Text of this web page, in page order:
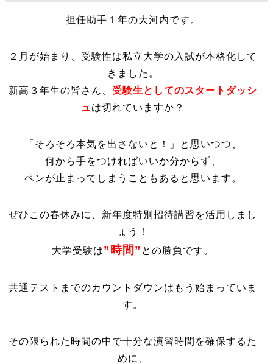
担任助手１年の大河内です。
２月が始まり、受験性は私立大学の入試が本格化して
きました。
新高３年生の皆さん、 受験生としてのスタートダッシ
ュは切れていますか？
「そろそろ本気を出さないと！」と思いつつ、
何から手をつければいいか分からず、
ペンが止まってしまうこともあると思います。
ぜひこの春休みに、新年度特別招待講習を活用しまし
ょう！
大学受験は”時間” との勝負です。
共通テストまでのカウントダウンはもう始まっていま
す。
その限られた時間の中で十分な演習時間を確保するた
めに、